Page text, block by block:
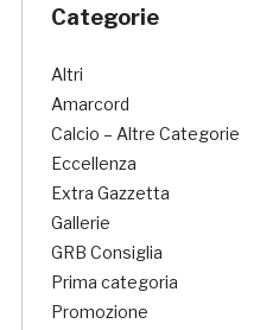
Categorie
Altri
Amarcord
Calcio – Altre Categorie
Eccellenza
Extra Gazzetta
Gallerie
GRB Consiglia
Prima categoria
Promozione